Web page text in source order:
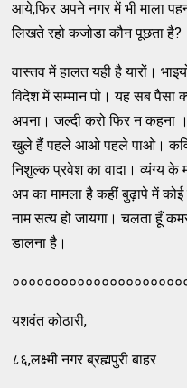
आये,फिर अपने नगर में भी माला
लिखते रहो कजोडा कौन पूछता है?
वास्तव में हालत यही है यारों।
विदेश में सम्मान पो। यह सब पैसा
अपना। जल्दी करो फिर न कहना
खुले हैं पहले आओ पहले पाओ।
निशुल्क प्रवेश का वादा। व्यंग्य
अप का मामला है कहीं बुढ़ापे में
नाम सत्य हो जायगा। चलता हूँ
डालना है।
यशवंत कोठारी,
८६,लक्ष्मी नगर ब्रह्मपुरी बाहर